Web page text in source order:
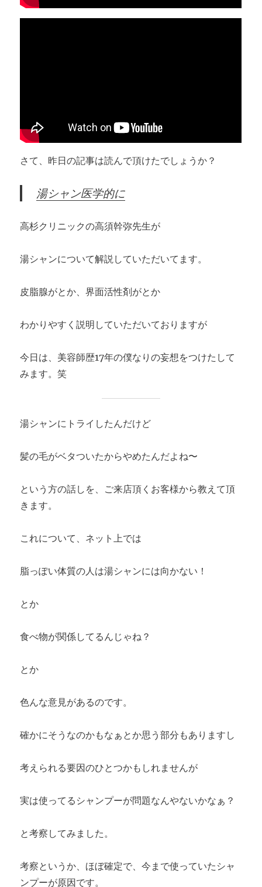
さて、昨日の記事は読んで頂けたでしょうか？
湯シャン医学的に
高杉クリニックの高須幹弥先生が
湯シャンについて解説していただいてます。
皮脂腺がとか、界面活性剤がとか
わかりやすく説明していただいておりますが
今日は、美容師歴17年の僕なりの妄想をつけたして
みます。笑
湯シャンにトライしたんだけど
髪の毛がベタついたからやめたんだよね〜
という方の話しを、ご来店頂くお客様から教えて頂
きます。
これについて、ネット上では
脂っぽい体質の人は湯シャンには向かない！
とか
食べ物が関係してるんじゃね？
とか
色んな意見があるのです。
確かにそうなのかもなぁとか思う部分もありますし
考えられる要因のひとつかもしれませんが
実は使ってるシャンプーが問題なんやないかなぁ？
と考察してみました。
考察というか、ほぼ確定で、今まで使っていたシャ
ンプーが原因です。